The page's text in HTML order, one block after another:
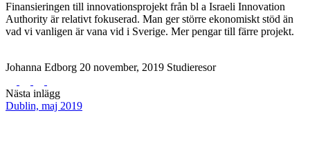
Finansieringen till innovationsprojekt från bl a Israeli Innovation
Authority är relativt fokuserad. Man ger större ekonomiskt stöd än
vad vi vanligen är vana vid i Sverige. Mer pengar till färre projekt.
Johanna Edborg 20 november, 2019 Studieresor
Nästa inlägg
Dublin, maj 2019